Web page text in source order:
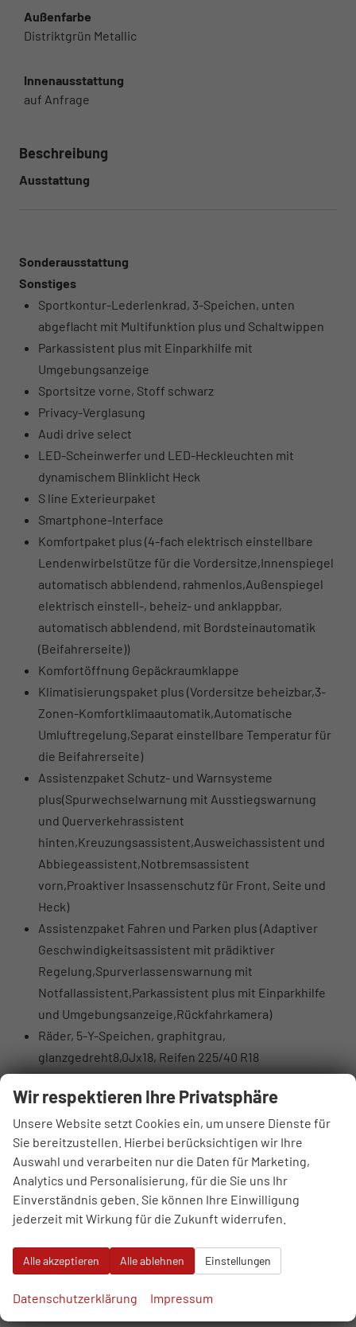
Außenfarbe
Distriktgrün Metallic
Innenausstattung
auf Anfrage
Beschreibung
Ausstattung
Sonderausstattung
Sonstiges
Sportkontur-Lederlenkrad, 3-Speichen, unten
abgeflacht mit Multifunktion plus und Schaltwippen
Parkassistent plus mit Einparkhilfe mit
Umgebungsanzeige
Sportsitze vorne, Stoff schwarz
Privacy-Verglasung
Audi drive select
LED-Scheinwerfer und LED-Heckleuchten mit
dynamischem Blinklicht Heck
S line Exterieurpaket
Smartphone-Interface
Komfortpaket plus (4-fach elektrisch einstellbare
Lendenwirbelstütze für die Vordersitze,Innenspiegel
automatisch abblendend, rahmenlos,Außenspiegel
elektrisch einstell-, beheiz- und anklappbar,
automatisch abblendend, mit Bordsteinautomatik
(Beifahrerseite))
Komfortöffnung Gepäckraumklappe
Klimatisierungspaket plus (Vordersitze beheizbar,3-
Zonen-Komfortklimaautomatik,Automatische
Umluftregelung,Separat einstellbare Temperatur für
die Beifahrerseite)
Assistenzpaket Schutz- und Warnsysteme
plus(Spurwechselwarnung mit Ausstiegswarnung
und Querverkehrassistent
hinten,Kreuzungsassistent,Ausweichassistent und
Abbiegeassistent,Notbremsassistent
vorn,Proaktiver Insassenschutz für Front, Seite und
Heck)
Assistenzpaket Fahren und Parken plus (Adaptiver
Geschwindigkeitsassistent mit prädiktiver
Regelung,Spurverlassenswarnung mit
Notfallassistent,Parkassistent plus mit Einparkhilfe
und Umgebungsanzeige,Rückfahrkamera)
Räder, 5-Y-Speichen, graphitgrau,
glanzgedreht8,0Jx18, Reifen 225/40 R18
Serienausstattung
Sonstiges
7-Gang-Automatikgetriebe
Ambiente-Beleuchtungspaket
Audi connect Notruf & Service
MMI Radio plus mit MMI touch
Audi Phone Box light
Audi pre sense front
Audi virtuelles Cockpit
Wir respektieren Ihre Privatsphäre
Unsere Website setzt Cookies ein, um unsere Dienste für
Sie bereitzustellen. Hierbei berücksichtigen wir Ihre
Auswahl und verarbeiten nur die Daten für Marketing,
Analytics und Personalisierung, für die Sie uns Ihr
Einverständnis geben. Sie können Ihre Einwilligung
jederzeit mit Wirkung für die Zukunft widerrufen.
Alle akzeptieren Alle ablehnen Einstellungen
Datenschutzerklärung Impressum